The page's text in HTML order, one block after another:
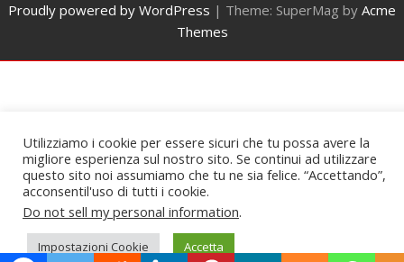
Proudly powered by WordPress | Theme: SuperMag by Acme
Themes
Utilizziamo i cookie per essere sicuri che tu possa avere la
migliore esperienza sul nostro sito. Se continui ad utilizzare
questo sito noi assumiamo che tu ne sia felice. “Accettando”,
acconsentil'uso di tutti i cookie.
Do not sell my personal information.
Impostazioni Cookie Accetta